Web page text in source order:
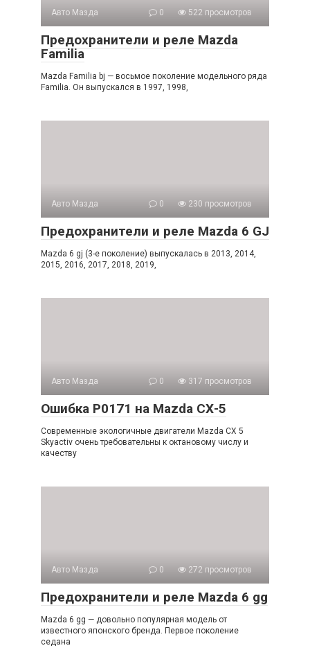
Авто Мазда 0 522 просмотров
Предохранители и реле Mazda
Familia
Mazda Familia bj — восьмое поколение модельного ряда
Familia. Он выпускался в 1997, 1998,
Авто Мазда 0 230 просмотров
Предохранители и реле Mazda 6 GJ
Mazda 6 gj (3-е поколение) выпускалась в 2013, 2014,
2015, 2016, 2017, 2018, 2019,
Авто Мазда 0 317 просмотров
Ошибка Р0171 на Mazda СХ-5
Современные экологичные двигатели Mazda CX 5
Skyactiv очень требовательны к октановому числу и
качеству
Авто Мазда 0 272 просмотров
Предохранители и реле Mazda 6 gg
Mazda 6 gg — довольно популярная модель от
известного японского бренда. Первое поколение
седана